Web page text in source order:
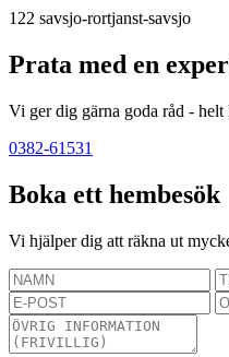
122 savsjo-rortjanst-savsjo
Prata med en
Vi ger dig gärna goda råd - helt
0382-61531
Boka ett hembesök
Vi hjälper dig att räkna ut